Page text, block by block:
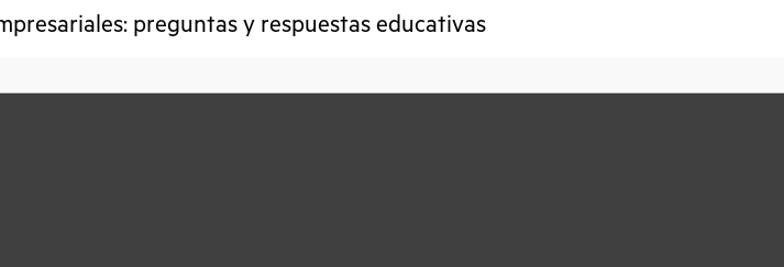
preguntas y respuestas educativas